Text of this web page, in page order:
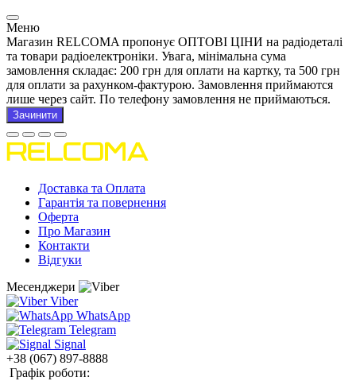
Меню
Магазин RELCOMA пропонує ОПТОВІ ЦІНИ на радіодеталі
та товари радіоелектроніки. Увага, мінімальна сума
замовлення складає: 200 грн для оплати на картку, та 500 грн
для оплати за рахунком-фактурою. Замовлення приймаются
лише через сайт. По телефону замовлення не приймаються.
Зачинити
Доставка та Оплата
Гарантія та повернення
Оферта
Про Магазин
Контакти
Відгуки
Месенджери
Viber
WhatsApp
Telegram
Signal
+38 (067) 897-8888
Графік роботи: